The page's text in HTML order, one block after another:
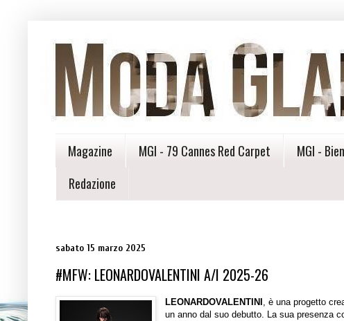
Magazine MGI - 79 Cannes Red Carpet MGI -
Redazione
sabato 15 marzo 2025
#MFW: LEONARDOVALENTINI A/I 2025-26
LEONARDOVALENTINI , è una progetto
un anno dal suo debutto. La sua presenza